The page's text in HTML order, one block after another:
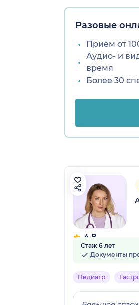
Разовые
Приём от
Аудио- и
время
Более 30
4.8
364 отзыва
Стаж 6 лет
Документы
Педиатр